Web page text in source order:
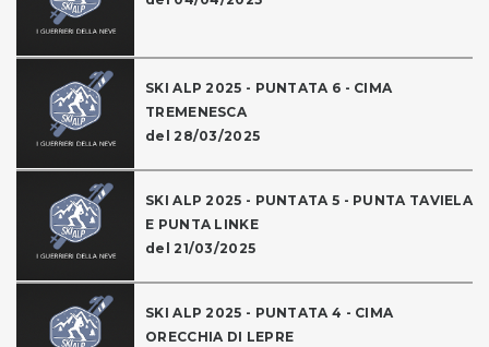
SKI ALP 2025 - PUNTATA 6 - CIMA
TREMENESCA
del 28/03/2025
SKI ALP 2025 - PUNTATA 5 - PUNTA TAVIELA
E PUNTA LINKE
del 21/03/2025
SKI ALP 2025 - PUNTATA 4 - CIMA
ORECCHIA DI LEPRE